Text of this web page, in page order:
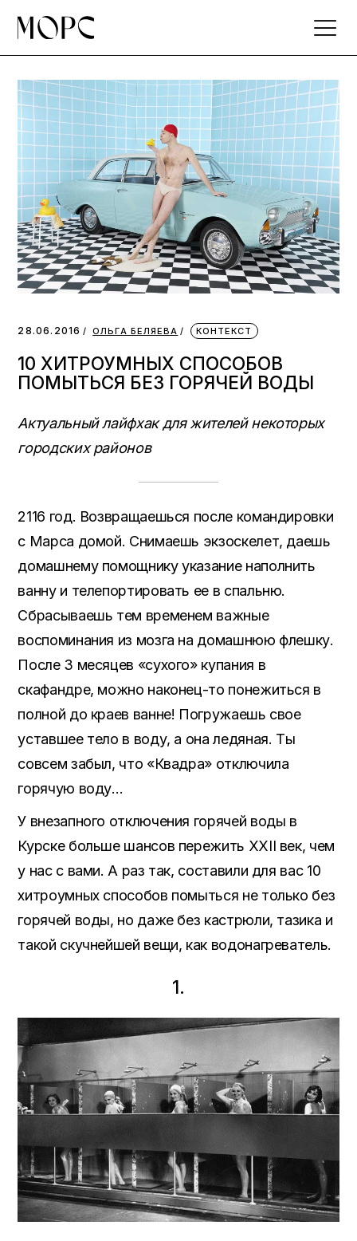
the
28.06.2016 ОЛЬГА БЕЛЯЕВА КОНТЕКСТ
10 ХИТРОУМНЫХ СПОСОБОВ
ПОМЫТЬСЯ БЕЗ ГОРЯЧЕЙ ВОДЫ
Актуальный лайфхак для жителей некоторых
городских районов
2116 год. Возвращаешься после командировки
с Марса домой. Снимаешь экзоскелет, даешь
домашнему помощнику указание наполнить
ванну и телепортировать ее в спальню.
Сбрасываешь тем временем важные
воспоминания из мозга на домашнюю флешку.
После 3 месяцев «сухого» купания в
скафандре, можно наконец-то понежиться в
полной до краев ванне! Погружаешь свое
уставшее тело в воду, а она ледяная. Ты
совсем забыл, что «Квадра» отключила
горячую воду…
У внезапного отключения горячей воды в
Курске больше шансов пережить XXII век, чем
у нас с вами. А раз так, составили для вас 10
хитроумных способов помыться не только без
горячей воды, но даже без кастрюли, тазика и
такой скучнейшей вещи, как водонагреватель.
1.